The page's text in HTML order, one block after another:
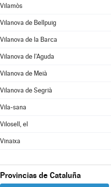
Vilamòs
Vilanova de Bellpuig
Vilanova de la Barca
Vilanova de l'Aguda
Vilanova de Meià
Vilanova de Segrià
Vila-sana
Vilosell, el
Vinaixa
Provincias de Cataluña